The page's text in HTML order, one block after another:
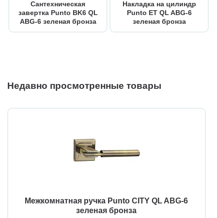
Сантехническая
завертка Punto BK6 QL
ABG-6 зеленая бронза
Накладка на цилиндр
Punto ET QL ABG-6
зеленая бронза
Недавно просмотренные товары
Межкомнатная ручка Punto CITY QL ABG-6
зеленая бронза